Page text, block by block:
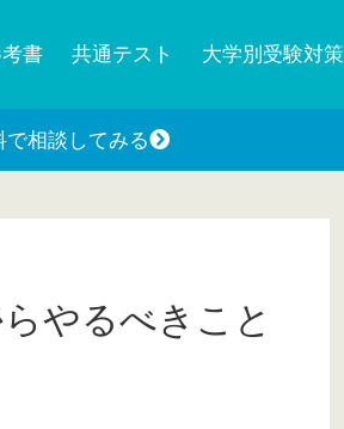
書 共通テスト 大学別受験対策
で相談してみる
やるべきこと